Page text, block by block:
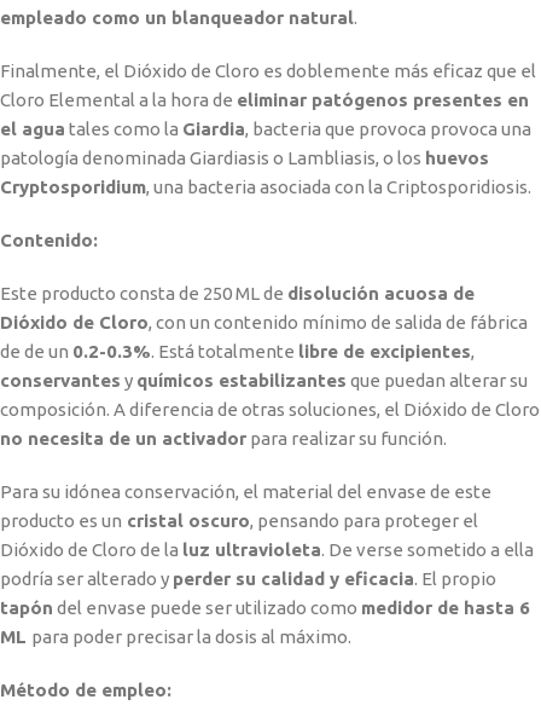
empleado como un blanqueador natural.
Finalmente, el Dióxido de Cloro es doblemente más eficaz que el
Cloro Elemental a la hora de eliminar patógenos presentes en
el agua tales como la Giardia, bacteria que provoca provoca una
patología denominada Giardiasis o Lambliasis, o los huevos
Cryptosporidium, una bacteria asociada con la Criptosporidiosis.
Contenido:
Este producto consta de 250 ML de disolución acuosa de
Dióxido de Cloro, con un contenido mínimo de salida de fábrica
de de un 0.2-0.3%. Está totalmente libre de excipientes,
conservantes y químicos estabilizantes que puedan alterar su
composición. A diferencia de otras soluciones, el Dióxido de Cloro
no necesita de un activador para realizar su función.
Para su idónea conservación, el material del envase de este
producto es un cristal oscuro, pensando para proteger el
Dióxido de Cloro de la luz ultravioleta. De verse sometido a ella
podría ser alterado y perder su calidad y eficacia. El propio
tapón del envase puede ser utilizado como medidor de hasta 6
ML para poder precisar la dosis al máximo.
Método de empleo: